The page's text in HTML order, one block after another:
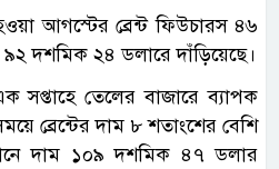
আগস্টের ব্রেন্ট ফিউচারস ৪৬
দশমিক ২৪ ডলারে দাঁড়িয়েছে।
সপ্তাহে তেলের বাজারে ব্যাপক
ব্রেন্টের দাম ৮ শতাংশের বেশি
দাম ১০৯ দশমিক ৪৭ ডলার